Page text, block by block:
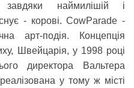
наймилішій і
- корові. CowParade -
арт-подія. Концепція
Швейцарія, у 1998 році
директора Вальтера
у тому ж місті